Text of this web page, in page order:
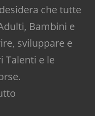
che tutte
Bambini e
sviluppare e
Talenti e le